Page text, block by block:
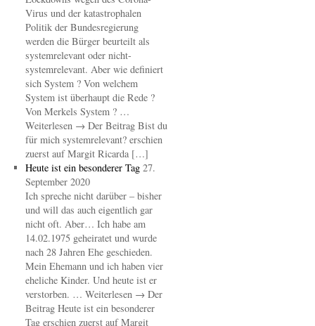
Virus und der katastrophalen
Politik der Bundesregierung
werden die Bürger beurteilt als
systemrelevant oder nicht-
systemrelevant. Aber wie definiert
sich System ? Von welchem
System ist überhaupt die Rede ?
Von Merkels System ? …
Weiterlesen → Der Beitrag Bist du
für mich systemrelevant? erschien
zuerst auf Margit Ricarda […]
Heute ist ein besonderer Tag 27.
September 2020
Ich spreche nicht darüber – bisher
und will das auch eigentlich gar
nicht oft. Aber… Ich habe am
14.02.1975 geheiratet und wurde
nach 28 Jahren Ehe geschieden.
Mein Ehemann und ich haben vier
eheliche Kinder. Und heute ist er
verstorben. … Weiterlesen → Der
Beitrag Heute ist ein besonderer
Tag erschien zuerst auf Margit